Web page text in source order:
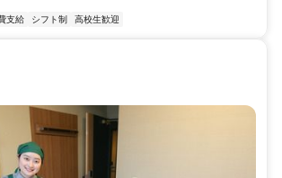
支給 シフト制 高校生歓迎